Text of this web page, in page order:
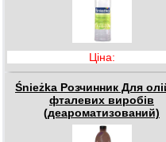
Ціна:
Śnieżka Розчинник Для
фталевих виробів
(деароматизований)